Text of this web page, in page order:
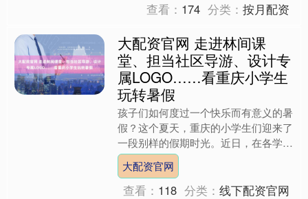
查看： 174 分类：按月配资
大配资官网 走进林间课
堂、担当社区导游、设计专
属LOGO……看重庆小学生
玩转暑假
孩子们如何度过一个快乐而有意义的暑
假？这个夏天，重庆的小学生们迎来了
一段别样的假期时光。近日，在各学校
组织开展的暑期社会实践活动中，孩子
们走进山林，在草木之间破....
大配资官网
查看： 118 分类：线下配资官网